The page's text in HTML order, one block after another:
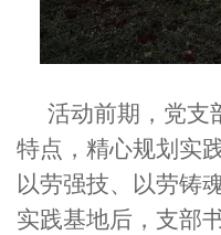
活动前期，党支
特点，精心规划实
以劳强技、以劳铸
实践基地后，支部